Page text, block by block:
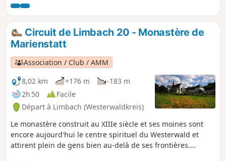
sur la vallée du Lehmbach jusqu'au «
Preußenland » (pays de Prusse) à
Malberg. Après ça, on arrive vite au
Berndert. À travers sa majestueuse forêt
de conifères et de feuillus, le chemin
serpente dans un cadre naturel
jusqu'au monastère de Marienstatt, puis
remonte vers Limbach.
Circuit de Limbach 20 - Monastère de
Marienstatt
Association / Club / AMM
8,02 km
+176 m
-183 m
2h 50
Facile
Départ à Limbach (Westerwaldkreis)
Le monastère construit au XIIIe siècle et ses moines sont
encore aujourd'hui le centre spirituel du Westerwald et
attirent plein de gens bien au-delà de ses frontières.